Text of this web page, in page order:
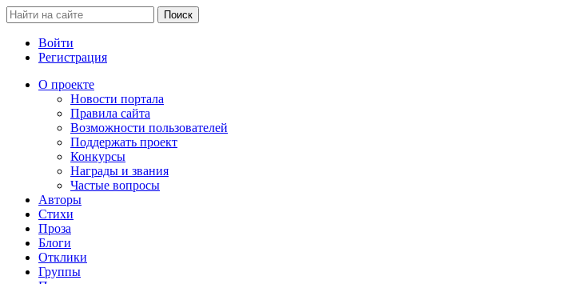
Войти
Регистрация
О проекте
Новости портала
Правила сайта
Возможности пользователей
Поддержать проект
Конкурсы
Награды и звания
Частые вопросы
Авторы
Стихи
Проза
Блоги
Отклики
Группы